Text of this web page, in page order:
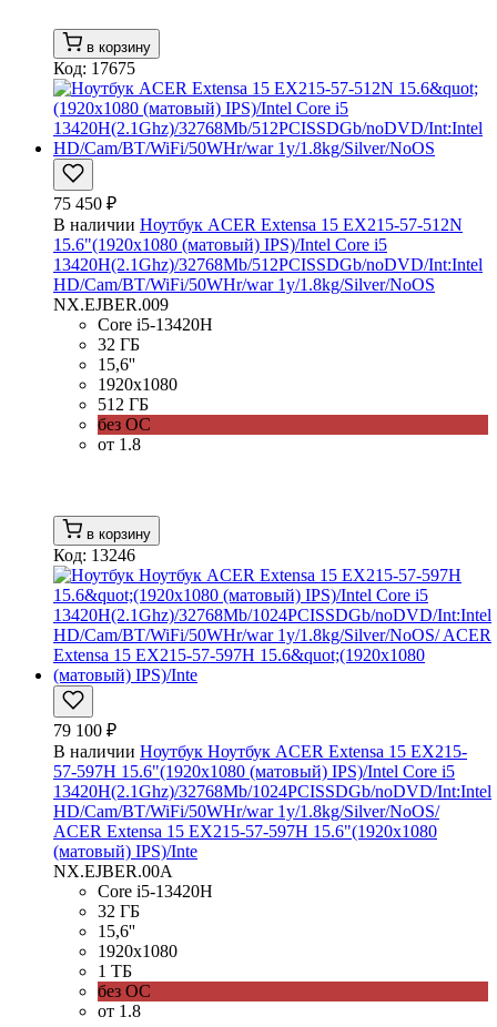
в корзину
Код: 17675
75 450 ₽
В наличии Ноутбук ACER Extensa 15 EX215-57-512N
15.6"(1920x1080 (матовый) IPS)/Intel Core i5
13420H(2.1Ghz)/32768Mb/512PCISSDGb/noDVD/Int:Intel
HD/Cam/BT/WiFi/50WHr/war 1y/1.8kg/Silver/NoOS
NX.EJBER.009
Core i5-13420H
32 ГБ
15,6''
1920x1080
512 ГБ
без ОС
от 1.8
в корзину
Код: 13246
79 100 ₽
В наличии Ноутбук Ноутбук ACER Extensa 15 EX215-
57-597H 15.6"(1920x1080 (матовый) IPS)/Intel Core i5
13420H(2.1Ghz)/32768Mb/1024PCISSDGb/noDVD/Int:Intel
HD/Cam/BT/WiFi/50WHr/war 1y/1.8kg/Silver/NoOS/
ACER Extensa 15 EX215-57-597H 15.6"(1920x1080
(матовый) IPS)/Inte
NX.EJBER.00A
Core i5-13420H
32 ГБ
15,6''
1920x1080
1 ТБ
без ОС
от 1.8